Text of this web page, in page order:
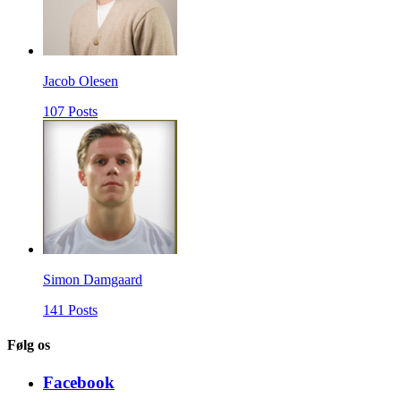
Jacob Olesen
107 Posts
Simon Damgaard
141 Posts
Følg os
Facebook